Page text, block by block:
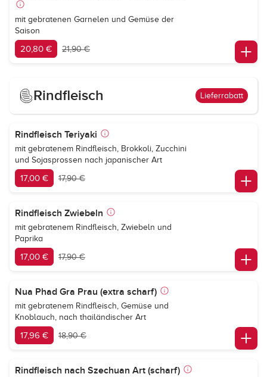
mit gebratenen Garnelen und Gemüse der
Saison
20,80 € 21,90 €
Rindfleisch Lieferrabatt
Rindfleisch Teriyaki
mit gebratenem Rindfleisch, Brokkoli, Zucchini
und Sojasprossen nach japanischer Art
17,00 € 17,90 €
Rindfleisch Zwiebeln
mit gebratenem Rindfleisch, Zwiebeln und
Paprika
17,00 € 17,90 €
Nua Phad Gra Prau (extra scharf)
mit gebratenem Rindfleisch, Gemüse und
Knoblauch, nach thailändischer Art
17,96 € 18,90 €
Rindfleisch nach Szechuan Art (scharf)